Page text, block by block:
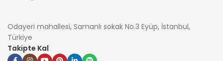
Odayeri mahallesi, Samanlı sokak No.3 Eyüp, İstanbul,
Türkiye
Takipte Kal